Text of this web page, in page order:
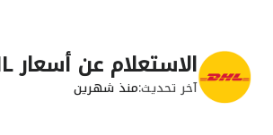
الاستعلام عن أسعار‎ DHL ‎الإمارات
آخر تحديثمنذ شهرين